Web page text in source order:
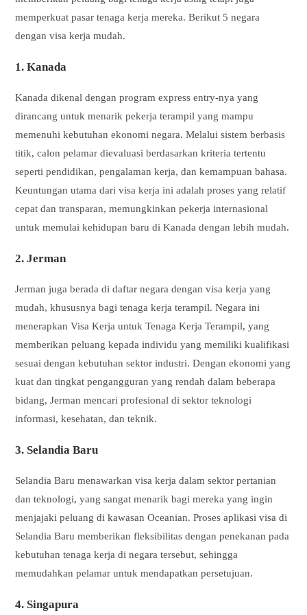
memperkuat pasar tenaga kerja mereka. Berikut 5 negara
dengan visa kerja mudah.
1. Kanada
Kanada dikenal dengan program express entry-nya yang
dirancang untuk menarik pekerja terampil yang mampu
memenuhi kebutuhan ekonomi negara. Melalui sistem berbasis
titik, calon pelamar dievaluasi berdasarkan kriteria tertentu
seperti pendidikan, pengalaman kerja, dan kemampuan bahasa.
Keuntungan utama dari visa kerja ini adalah proses yang relatif
cepat dan transparan, memungkinkan pekerja internasional
untuk memulai kehidupan baru di Kanada dengan lebih mudah.
2. Jerman
Jerman juga berada di daftar negara dengan visa kerja yang
mudah, khususnya bagi tenaga kerja terampil. Negara ini
menerapkan Visa Kerja untuk Tenaga Kerja Terampil, yang
memberikan peluang kepada individu yang memiliki kualifikasi
sesuai dengan kebutuhan sektor industri. Dengan ekonomi yang
kuat dan tingkat pengangguran yang rendah dalam beberapa
bidang, Jerman mencari profesional di sektor teknologi
informasi, kesehatan, dan teknik.
3. Selandia Baru
Selandia Baru menawarkan visa kerja dalam sektor pertanian
dan teknologi, yang sangat menarik bagi mereka yang ingin
menjajaki peluang di kawasan Oceanian. Proses aplikasi visa di
Selandia Baru memberikan fleksibilitas dengan penekanan pada
kebutuhan tenaga kerja di negara tersebut, sehingga
memudahkan pelamar untuk mendapatkan persetujuan.
4. Singapura